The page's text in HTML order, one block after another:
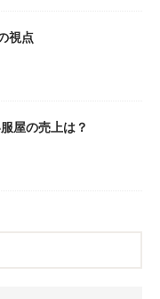
視点
屋の売上は？